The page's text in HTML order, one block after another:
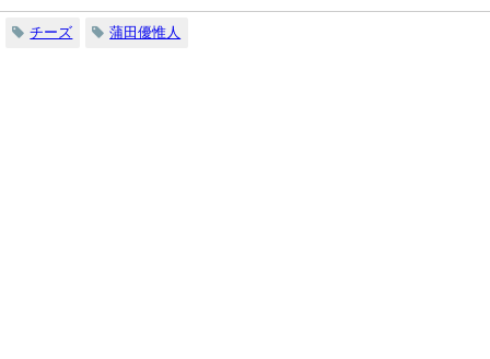
チーズ 蒲田優惟人